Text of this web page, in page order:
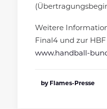
Weitere
Final4 und zur
www.handball-
by Flames-Presse